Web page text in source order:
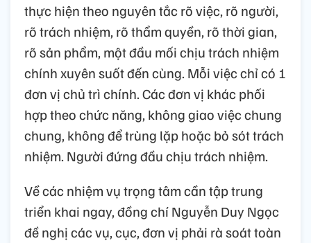
thực hiện theo nguyên tắc rõ việc, rõ người,
rõ trách nhiệm, rõ thẩm quyền, rõ thời gian,
rõ sản phẩm, một đầu mối chịu trách nhiệm
chính xuyên suốt đến cùng. Mỗi việc chỉ có 1
đơn vị chủ trì chính. Các đơn vị khác phối
hợp theo chức năng, không giao việc chung
chung, không để trùng lặp hoặc bỏ sót trách
nhiệm. Người đứng đầu chịu trách nhiệm.
Về các nhiệm vụ trọng tâm cần tập trung
triển khai ngay, đồng chí Nguyễn Duy Ngọc
đề nghị các vụ, cục, đơn vị phải rà soát toàn